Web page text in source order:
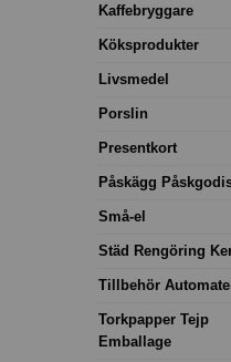
Kaffebryggare
Köksprodukter
Livsmedel
Porslin
Presentkort
Påskägg
Små-el
Städ Rengöring
Tillbehör
Torkpapper Tejp
Emballage